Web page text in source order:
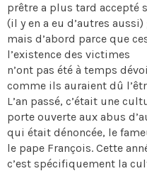
prêtre a plus tard accepté
(il y en a eu d’autres aussi)
mais d’abord parce que
l’existence des victimes
n’ont pas été à temps
comme ils auraient dû
L’an passé, c’était une
porte ouverte aux abus
qui était dénoncée, le
le pape François. Cette
c’est spécifiquement la